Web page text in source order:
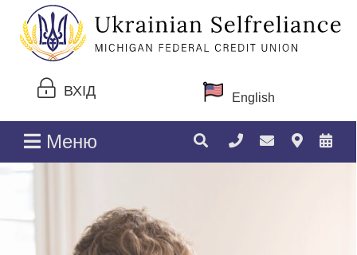
ВХІД English
Меню